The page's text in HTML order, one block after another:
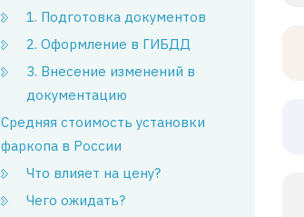
1. Подготовка документов
2. Оформление в ГИБДД
3. Внесение изменений в
документацию
Средняя стоимость установки
фаркопа в России
Что влияет на цену?
Чего ожидать?